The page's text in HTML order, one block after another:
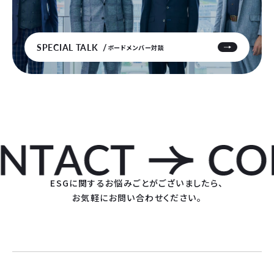
SPECIAL TALK ボードメンバー対談
ESGに関するお悩みごとがございましたら、
お気軽にお問い合わせください。